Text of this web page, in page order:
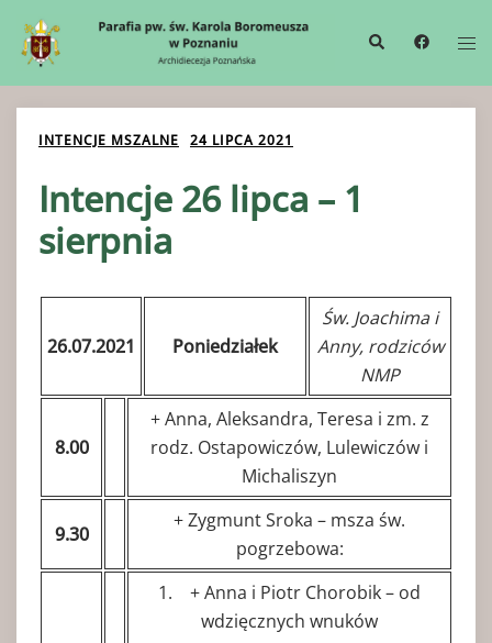
treści
Wyszukiwanie
INTENCJE MSZALNE 24 LIPCA 2021
Intencje 26 lipca – 1
sierpnia
26.07.2021 Poniedziałek
Św. Joachima i
Anny, rodziców
NMP
8.00
+ Anna, Aleksandra, Teresa i zm. z
rodz. Ostapowiczów, Lulewiczów i
Michaliszyn
9.30
+ Zygmunt Sroka – msza św.
pogrzebowa:
1. + Anna i Piotr Chorobik – od
wdzięcznych wnuków